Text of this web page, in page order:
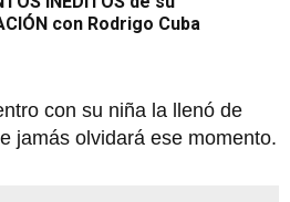
con Rodrigo Cuba
con su niña la llenó de
jamás olvidará ese momento.